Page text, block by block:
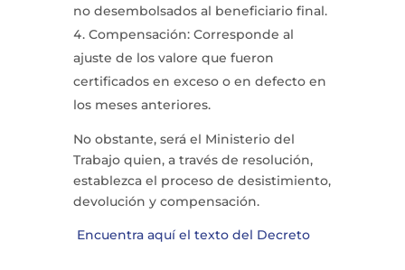
no desembolsados al beneficiario final.
Compensación: Corresponde al
ajuste de los valore que fueron
certificados en exceso o en defecto en
los meses anteriores.
No obstante, será el Ministerio del
Trabajo quien, a través de resolución,
establezca el proceso de desistimiento,
devolución y compensación.
Encuentra aquí el texto del Decreto